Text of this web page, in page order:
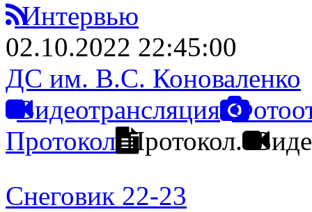
Интервью
02.10.2022 22:45:00
ДС им. В.С. Коноваленко
Видеотрансляция
Протокол Протокол.
Снеговик 22-23